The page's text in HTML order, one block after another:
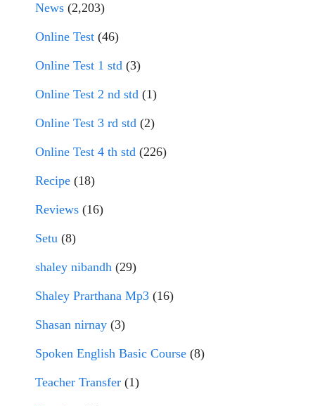
News (2,203)
Online Test (46)
Online Test 1 std (3)
Online Test 2 nd std (1)
Online Test 3 rd std (2)
Online Test 4 th std (226)
Recipe (18)
Reviews (16)
Setu (8)
shaley nibandh (29)
Shaley Prarthana Mp3 (16)
Shasan nirnay (3)
Spoken English Basic Course (8)
Teacher Transfer (1)